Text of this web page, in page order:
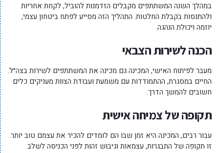
במהלך השנה המשתתפים מקבלים הזדמנות להוביל, לקחת אחריות
ולהתנסות בקבלת החלטות. התהליך הזה מסייע לפתח ביטחון עצמי,
יוזמה ויכולת הנהגה.
הכנה לשירות הצבאי
מעבר לפיתוח האישי, המכינה גם מכינה את המשתתפים לשירות בצה״ל.
החיים במסגרת, ההתמודדות עם משמעת ועבודת הצוות מעניקים כלים
חשובים להמשך הדרך.
תקופה של צמיחה אישית
עבור רבים, המכינה היא זמן שבו הם לומדים להכיר את עצמם טוב יותר.
זו תקופה של התבגרות, עצמאות וגיבוש זהות לפני הכניסה לשלב